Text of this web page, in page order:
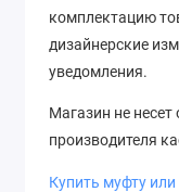
комплектацию
дизайнерские
уведомления.
Магазин не несет
производителя
Купить муфту